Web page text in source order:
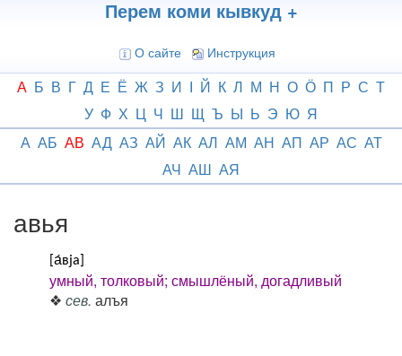
Перем коми кывкуд +
О сайте Инструкция
А Б В Г Д Е Ё Ж З И І Й К Л М Н О Ӧ П Р С Т
У Ф Х Ц Ч Ш Щ Ъ Ы Ь Э Ю Я
А АБ АВ АД АЗ АЙ АК АЛ АМ АН АП АР АС АТ
АЧ АШ АЯ
авья
[а́вја]
умный, толковый; смышлёный, догадливый
❖ сев. алъя